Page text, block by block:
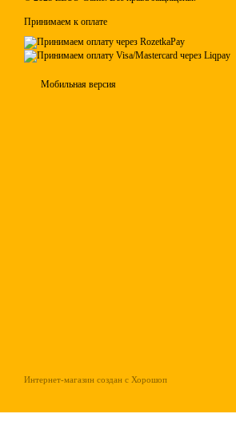
Принимаем к оплате
Мобильная версия
Интернет-магазин создан с Хорошоп